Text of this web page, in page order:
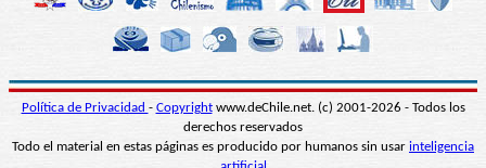
Política de Privacidad - Copyrightwww.deChile.net. (c) 2001-2026 - Todos los
derechos reservados
Todo el material en estas páginas es producido por humanos sin usar inteligencia